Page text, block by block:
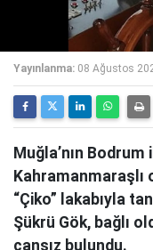
Yayınlanma: 08 Ağustos
Muğla’nın
“Çiko” lakabıyla
Şükrü Gök, bağlı
cansız bulundu.